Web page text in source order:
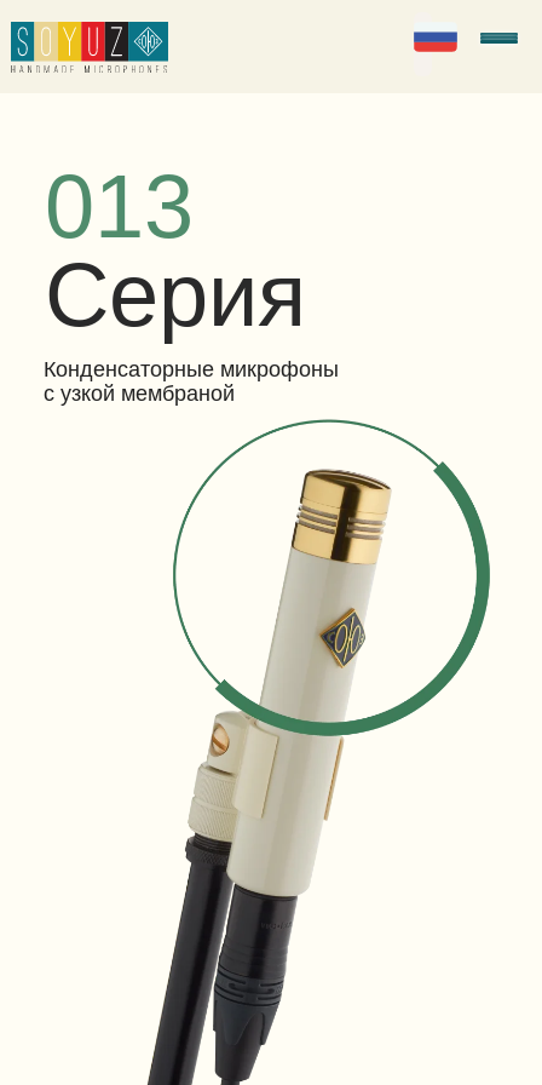
013
Серия
Конденсаторные микрофоны
с узкой мембраной